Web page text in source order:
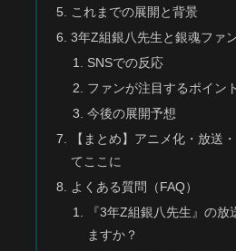
これまでの展開と背景
3年Z組銀八先生と銀魂ファ
SNSでの反応
ファンが注目するポイント
今後の展開予想
【まとめ】アニメ化・放送
てここに
よくある質問（FAQ）
『3年Z組銀八先生』の放
ますか？